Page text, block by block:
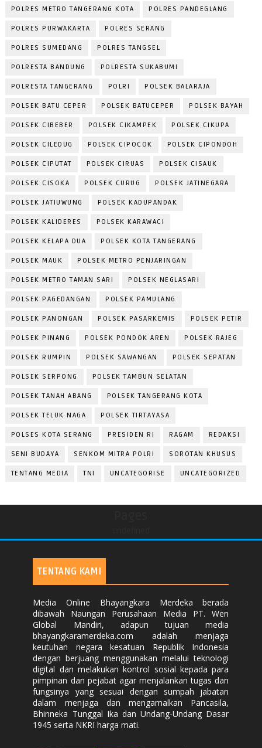
POLRES METRO TANGERANG KOTA POLRES PANDEGLANG
POLRES PURWAKARTA POLRES SERANG
POLRES SUMEDANG POLRES TANGSEL
POLRESTA BANDUNG POLRESTA SUKABUMI
POLRESTA TANGERANG POLRI POLSEK BALARAJA
POLSEK BATU CEPER POLSEK BATUCEPER POLSEK BAYAH
POLSEK CIBEBER POLSEK CIKAMPEK POLSEK CIKUPA
POLSEK CILEDUG POLSEK CIPOCOK POLSEK CIPONDOH
POLSEK CIPUTAT POLSEK CIRUAS POLSEK CISAUK
POLSEK CISOKA POLSEK CURUG POLSEK JATINEGARA
POLSEK JATIUWUNG POLSEK KADUPANDAK
POLSEK KALIDERES POLSEK KARAWACI
POLSEK KELAPA DUA POLSEK KOTA TANGERANG
POLSEK MAUK POLSEK METRO PENJARINGAN
POLSEK METRO TAMAN SARI POLSEK NEGLASARI
POLSEK PAGEDANGAN POLSEK PAMULANG
POLSEK PANONGAN POLSEK PASARKEMIS POLSEK PETIR
POLSEK PINANG POLSEK PONDOK AREN POLSEK RAJEG
POLSEK RUMPIN POLSEK SAWANGAN POLSEK SEPATAN
POLSEK SERPONG POLSEK TAMBUN SELATAN
POLSEK TANAH ABANG POLSEK TANGERANG KOTA
POLSEK TELUK NAGA POLSEK TIRTAYASA
POLSES KOTA SERANG PRESIDEN RI RAGAM REDAKSI
SENI BUDAYA SENKOM MITRA POLRI SOROTAN KHUSUS
TENTANG MEDIA TNI UNCATEGORISE UNCATEGORIZED
TENTANG KAMI
Media Online Bhayangkara Merdeka berada
dibawah Naungan Perusahaan Media PT. Wen
Global Mandiri, adapun tujuan media
bhayangkaramerdeka.com adalah menjaga
keutuhan negara kesatuan Republik Indonesia
dengan berjuang menggunakan melalui teknologi
digital dan melakukan kontrol sosial kepada para
pimpinan dan pejabat agar menjalankan tugas dan
fungsinya yang sesuai dengan sumpah jabatan
dalam menjaga dan mengamalkan Pancasila,
Bhinneka Tunggal Ika dan Undang-Undang Dasar
1945 serta NKRI harga mati.